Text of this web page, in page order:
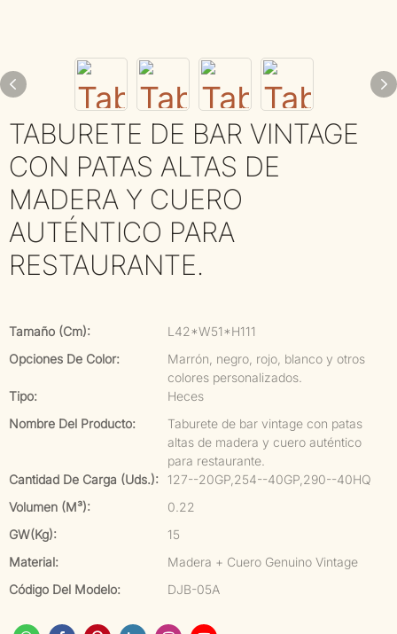
TABURETE DE BAR VINTAGE
CON PATAS ALTAS DE
MADERA Y CUERO
AUTÉNTICO PARA
RESTAURANTE.
Tamaño (cm):
L42*W51*H111
Opciones De Color:
Marrón, negro, rojo, blanco y otros
colores personalizados.
Tipo:
Heces
Nombre Del Producto:
Taburete de bar vintage con patas
altas de madera y cuero auténtico
para restaurante.
Cantidad De Carga (uds.):
127--20GP,254--40GP,290--40HQ
Volumen (m³):
0.22
GW(kg):
15
Material:
Madera + Cuero Genuino Vintage
Código Del Modelo:
DJB-05A